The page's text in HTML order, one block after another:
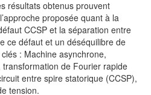
résultats obtenus prouvent
proposée quant à la
CCSP et la séparation entre
ce défaut et un déséquilibre de
: Machine asynchrone,
transformation de Fourier rapide
entre spire statorique (CCSP),
tension.